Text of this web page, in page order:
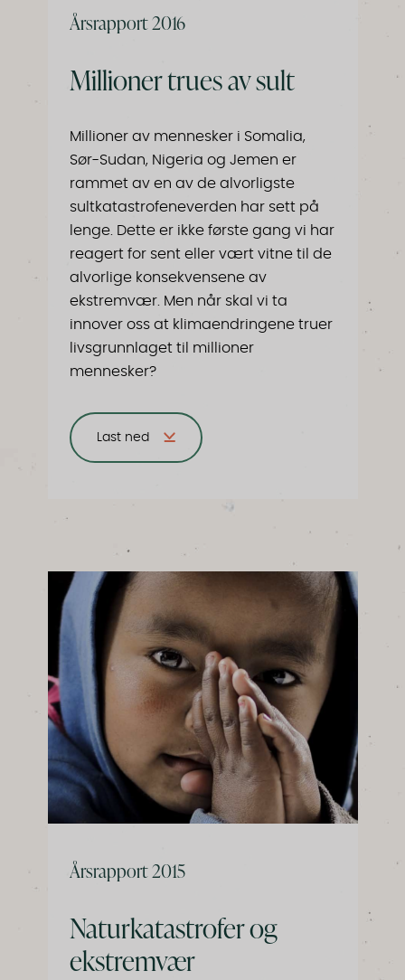
Årsrapport 2016
Millioner trues av sult
Millioner av mennesker i Somalia,
Sør-Sudan, Nigeria og Jemen er
rammet av en av de alvorligste
sultkatastrofeneverden har sett på
lenge. Dette er ikke første gang vi har
reagert for sent eller vært vitne til de
alvorlige konsekvensene av
ekstremvær. Men når skal vi ta
innover oss at klimaendringene truer
livsgrunnlaget til millioner
mennesker?
Last ned
Årsrapport 2015
Naturkatastrofer og
ekstremvær